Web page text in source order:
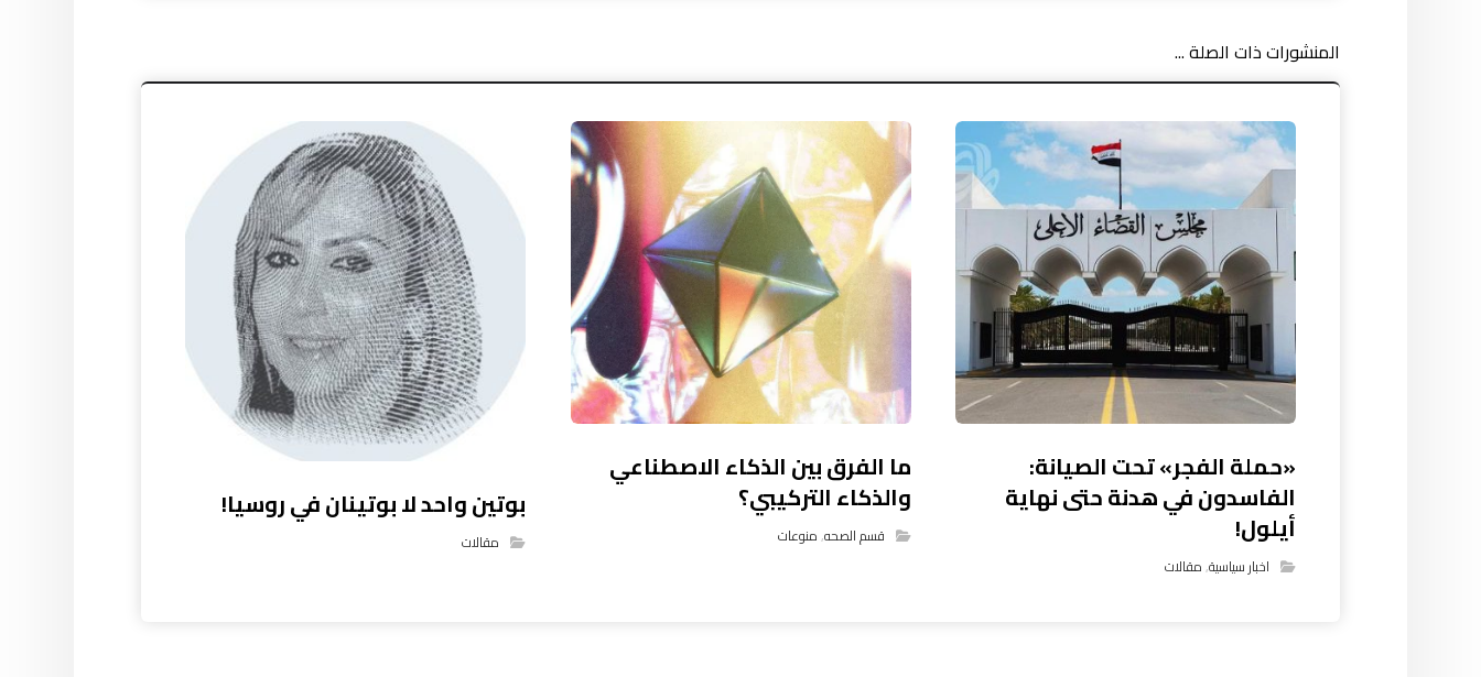
المنشورات ذات الصلة ...
«حملة الفجر» تحت الصيانة:
الفاسدون في هدنة حتى نهاية
أيلول!
اخبار سياسية,مقالات
ما الفرق بين الذكاء الاصطناعي
والذكاء التركيبي؟
قسم الصحه,منوعات
بوتين واحد لا بوتينان في روسيا!
مقالات